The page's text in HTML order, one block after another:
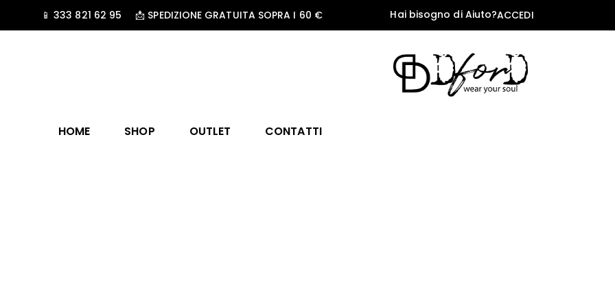
📱 333 821 62 95 📩 SPEDIZIONE GRATUITA SOPRA I 60 € Hai bisogno di Aiuto?ACCEDI
HOME SHOP OUTLET CONTATTI